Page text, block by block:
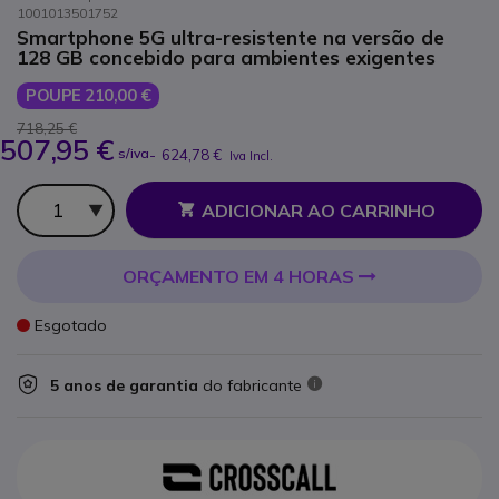
1001013501752
Smartphone 5G ultra-resistente na versão de
128 GB concebido para ambientes exigentes
POUPE 210,00 €
718,25 €
507,95 € s/iva- 624,78 € Iva Incl.
Qtd
ADICIONAR AO CARRINHO
ORÇAMENTO EM 4 HORAS
Esgotado
5 anos de garantia do fabricante